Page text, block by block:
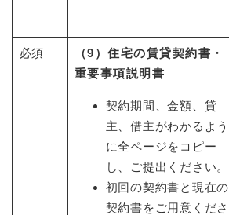
必須
（9）住宅の賃貸契約書・
重要事項説明書
契約期間、金額、貸
主、借主がわかるよう
に全ページをコピー
し、ご提出ください。
初回の契約書と現在の
契約書をご用意くださ